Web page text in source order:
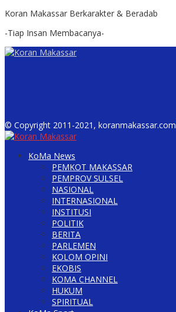
Koran Makassar Berkarakter & Beradab
-Tiap Insan Membacanya-
© Copyright 2011-2021, koranmakassar.com
KoMa News
PEMKOT MAKASSAR
PEMPROV SULSEL
NASIONAL
INTERNASIONAL
INSTITUSI
POLITIK
BERITA
PARLEMEN
KOLOM OPINI
EKOBIS
KOMA CHANNEL
HUKUM
SPIRITUAL